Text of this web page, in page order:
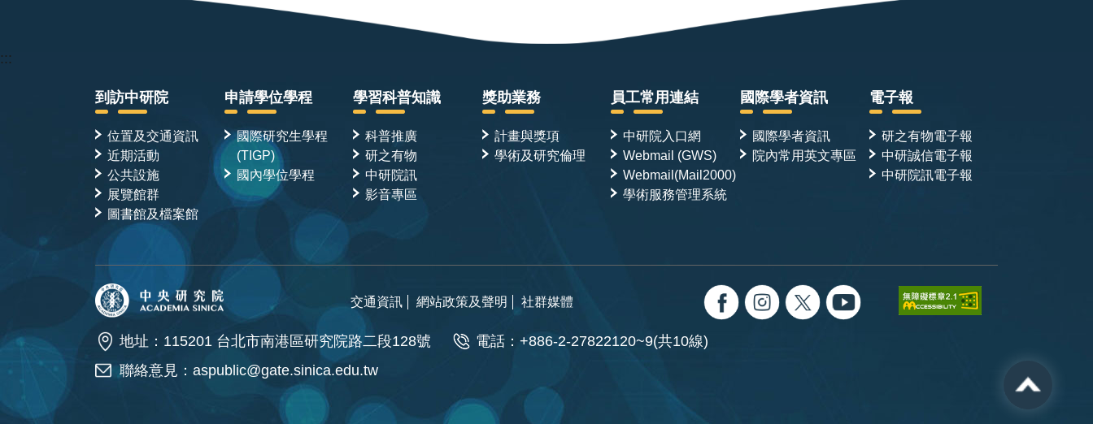
:::
到訪中研院
位置及交通資訊
近期活動
公共設施
展覽館群
圖書館及檔案館
申請學位學程
國際研究生學程
(TIGP)
國內學位學程
學習科普知識
科普推廣
研之有物
中研院訊
影音專區
獎助業務
計畫與獎項
學術及研究倫理
員工常用連結
中研院入口網
Webmail (GWS)
Webmail(Mail2000)
學術服務管理系統
國際學者資訊
國際學者資訊
院內常用英文專區
電子報
研之有物電子報
中研誠信電子報
中研院訊電子報
交通資訊 網站政策及聲明 社群媒體
地址：115201 台北市南港區研究院路二段128號
電話：+886-2-27822120~9(共10線)
聯絡意見： aspublic@gate.sinica.edu.tw